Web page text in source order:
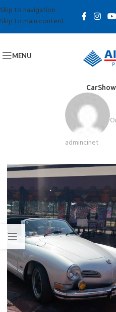
Skip to navigation
Skip to main content
MENU
admincinet